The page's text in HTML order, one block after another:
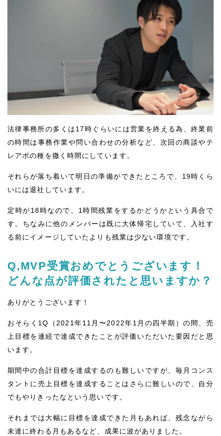
法律事務所の多くは17時ぐらいには営業を終える為、終業前
の時間は事務作業や問い合わせの分析など、次回の商談やテ
レアポの種を撒く時間にしています。
それらが落ち着いて明日の準備ができたところで、19時くら
いには退社しています。
定時が18時なので、1時間残業をするかどうかという具合で
す。ちなみに他のメンバーは既に大体帰宅していて、入社す
る前にイメージしていたよりも残業は少ない環境です。
Q,MVP受賞おめでとうございます！
どんな点が評価されたと思いますか？
ありがとうございます！
おそらく1Q（2021年11月〜2022年1月の四半期）の間、売
上目標を連続で達成できたことが評価いただいた要因だと思
います。
期間中の合計目標を達成するのも難しいですが、毎月コンス
タントに売上目標を達成することはさらに難しいので、自分
でもやりきったなという思いです。
それまでは大幅に目標を達成できた月もあれば、残念ながら
未達に終わる月もあるなど、成果に波がありました。